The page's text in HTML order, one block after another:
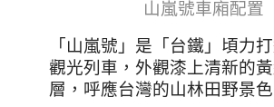
山嵐號車廂配置
「山嵐號」是「台鐵」頃力
觀光列車，外觀漆上清新的
層，呼應台灣的山林田野景色